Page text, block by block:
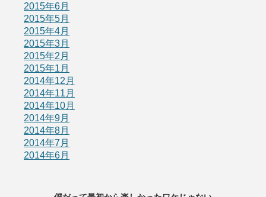
2015年6月
2015年5月
2015年4月
2015年3月
2015年2月
2015年1月
2014年12月
2014年11月
2014年10月
2014年9月
2014年8月
2014年7月
2014年6月